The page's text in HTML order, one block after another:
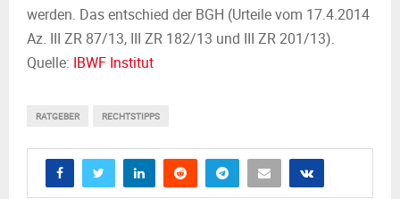
M
werden. Das entschied der BGH (Urteile vom 17.4.2014
Az. III ZR 87/13, III ZR 182/13 und III ZR 201/13).
Quelle: IBWF Institut
RATGEBER RECHTSTIPPS